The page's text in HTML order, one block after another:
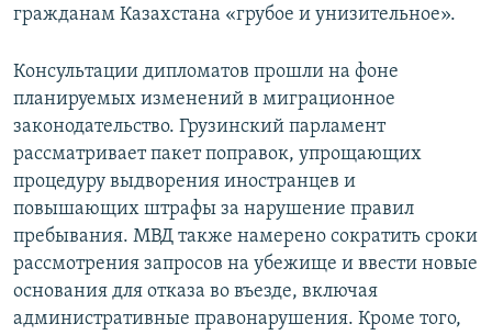
гражданам Казахстана «грубое и унизительное».
Консультации дипломатов прошли на фоне
планируемых изменений в миграционное
законодательство. Грузинский парламент
рассматривает пакет поправок, упрощающих
процедуру выдворения иностранцев и
повышающих штрафы за нарушение правил
пребывания. МВД также намерено сократить сроки
рассмотрения запросов на убежище и ввести новые
основания для отказа во въезде, включая
административные правонарушения. Кроме того,